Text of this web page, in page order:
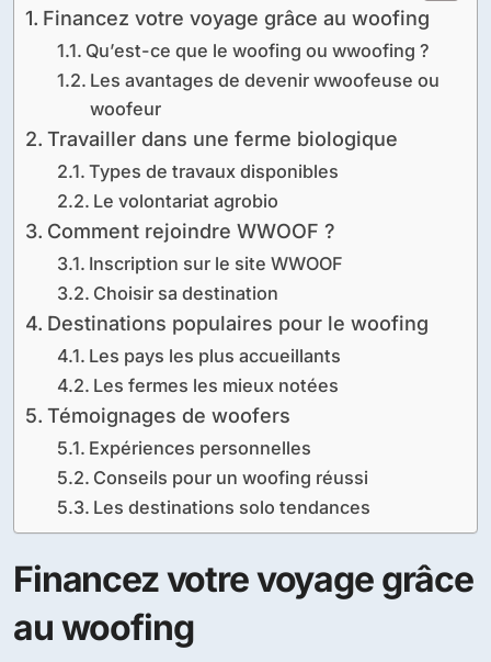
Financez votre voyage grâce au woofing
Qu’est-ce que le woofing ou wwoofing ?
Les avantages de devenir wwoofeuse ou
woofeur
Travailler dans une ferme biologique
Types de travaux disponibles
Le volontariat agrobio
Comment rejoindre WWOOF ?
Inscription sur le site WWOOF
Choisir sa destination
Destinations populaires pour le woofing
Les pays les plus accueillants
Les fermes les mieux notées
Témoignages de woofers
Expériences personnelles
Conseils pour un woofing réussi
Les destinations solo tendances
Financez votre voyage grâce
au woofing